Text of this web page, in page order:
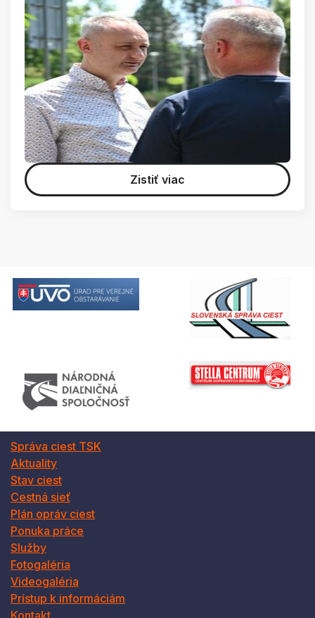
Zistiť viac
Správa ciest TSK
Aktuality
Stav ciest
Cestná sieť
Plán opráv ciest
Ponuka práce
Služby
Fotogaléria
Videogaléria
Prístup k informáciám
Kontakt